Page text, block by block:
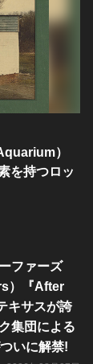
）
を持つロッ
ファーズ
）『After
キサスが誇
集団による
いに解禁!